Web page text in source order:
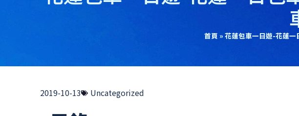
首頁 » 花蓮包車一日遊-花蓮
2019-10-13 Uncategorized